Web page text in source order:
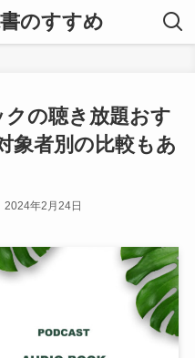
のすすめ
の聴き放題おす
象者別の比較もあ
2024年2月24日